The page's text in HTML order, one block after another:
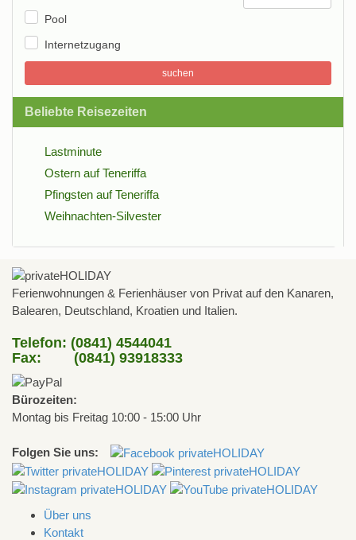
Pool
Internetzugang
suchen
Beliebte Reisezeiten
Lastminute
Ostern auf Teneriffa
Pfingsten auf Teneriffa
Weihnachten-Silvester
Ferienwohnungen & Ferienhäuser von Privat auf den Kanaren,
Balearen, Deutschland, Kroatien und Italien.
Telefon: (0841) 4544041
Fax: (0841) 93918333
Bürozeiten:
Montag bis Freitag 10:00 - 15:00 Uhr
Folgen Sie uns:
Über uns
Kontakt